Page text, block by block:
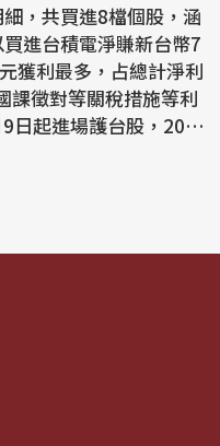
，共買進8檔個股，涵
進台積電淨賺新台幣7
獲利最多，占總計淨利
日起進場護台股，202